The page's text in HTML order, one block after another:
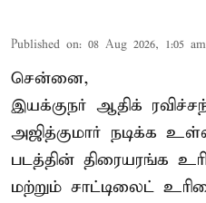
Published on: 08 Aug 2026, 1:05 am
சென்னை,
இயக்குநர் ஆதிக்
அஜித்குமார் நடிக்க
படத்தின் திரையரங்க
மற்றும் சாட்டிலைட்